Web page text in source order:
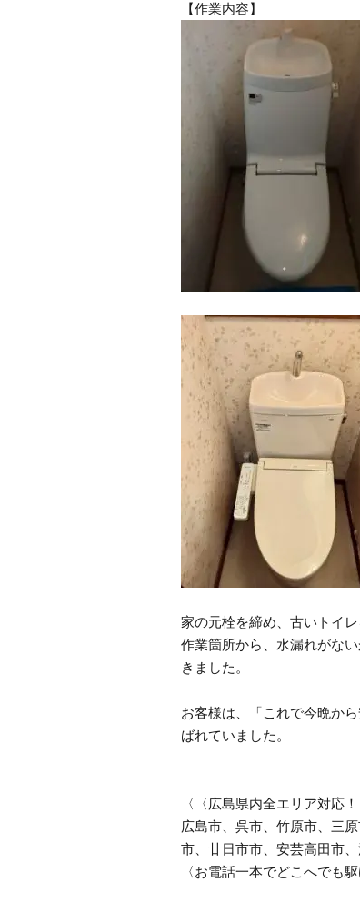
【作業内容】
家の元栓を締め、古いトイ
作業箇所から、水漏れがな
きました。
お客様は、「これで今晩か
ばれていました。
〈〈広島県内全エリア対応！
広島市、呉市、竹原市、三
市、廿日市市、安芸高田市
〈お電話一本でどこへでも